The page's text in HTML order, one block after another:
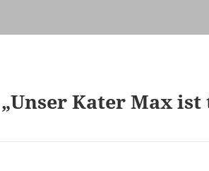
Kater Max ist